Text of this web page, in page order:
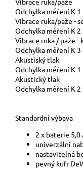
Odchylka měření K 1
Vibrace ruka/paže -
Odchylka měření K 2
Vibrace ruka / paže -
Odchylka měření K 3
Akustiský tlak
Odchylka měření K 1
Akustický tlak
Odchylka měření K 2
Standardní výbava
2 x baterie 5,0
univerzální
nastavitelná
pevný kufr